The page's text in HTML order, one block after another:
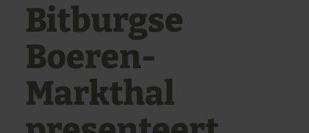
Bitburgse
Boeren-
Markthal